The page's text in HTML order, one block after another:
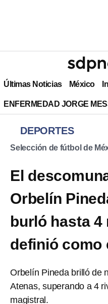
Últimas Noticias México
ENFERMEDAD JORGE
DEPORTES
Selección de fútbol de
El
Orbelín
burló hasta 4
definió como
Orbelín Pineda brilló de
Atenas, superando a 4
magistral.